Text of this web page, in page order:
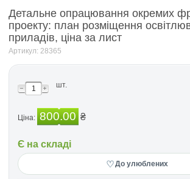
Детальне опрацювання окремих
проекту: план розміщення
приладів, ціна за лист
Артикул: 28365
шт.
Ціна: 800.00 ₴
Є на складі
♡До улюблених